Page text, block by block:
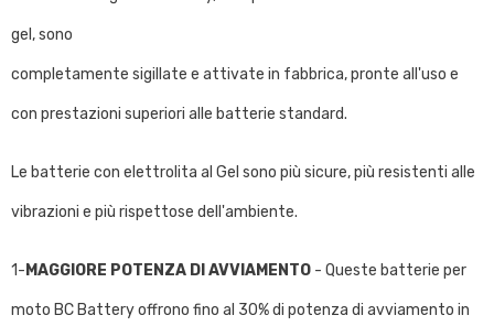
gel, sono
completamente sigillate e attivate in fabbrica, pronte all'uso e
con prestazioni superiori alle batterie standard.
Le batterie con elettrolita al Gel sono più sicure, più resistenti alle
vibrazioni e più rispettose dell'ambiente.
1- MAGGIORE POTENZA DI AVVIAMENTO - Queste batterie per
moto BC Battery offrono fino al 30% di potenza di avviamento in